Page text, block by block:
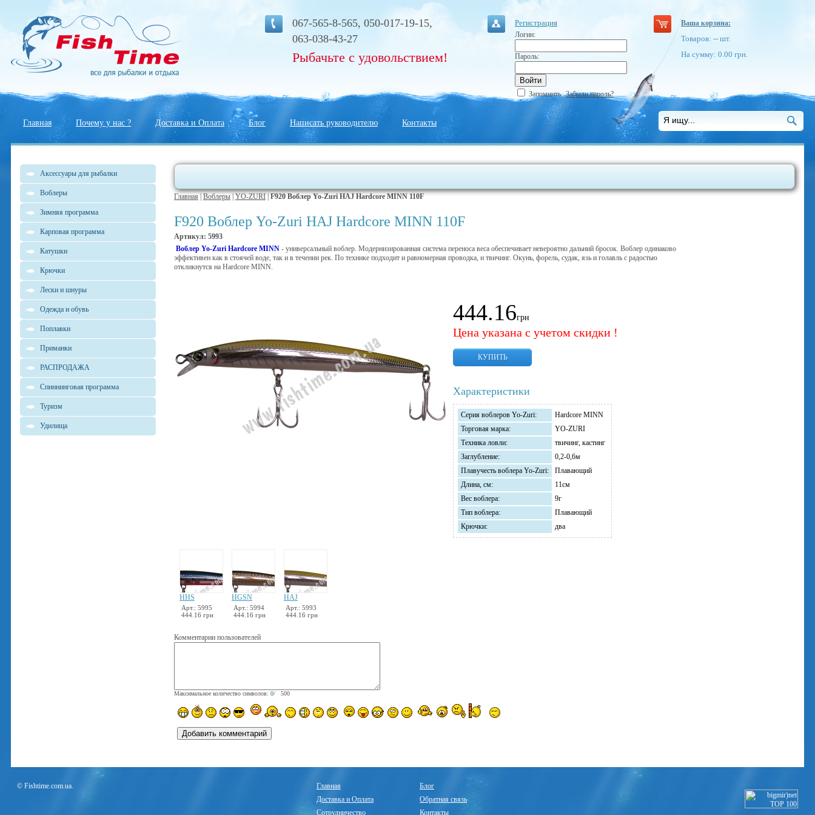
067-565-8-565, 050-017-19-15,
063-038-43-27
Рыбачьте с удовольствием!
Регистрация
Логин:
Пароль:
Запомнить Забыли пароль?
Ваша корзина:
Товаров: -- шт.
На сумму: 0.00 грн.
Главная Почему у нас ? Доставка и Оплата Блог Написать руководителю Контакты
Аксессуары для рыбалки
Воблеры
Зимняя программа
Карповая программа
Катушки
Крючки
Лески и шнуры
Одежда и обувь
Поплавки
Приманки
РАСПРОДАЖА
Спиннинговая программа
Туризм
Удилища
Главная Воблеры YO-ZURI F920 Воблер Yo-Zuri HAJ Hardcore MINN 110F
F920 Воблер Yo-Zuri HAJ Hardcore MINN 110F
Артикул: 5993
Воблер Yo-Zuri Hardcore MINN - универсальный воблер. Модернизированная система переноса веса обеспечивает невероятно дальний бросок. Воблер одинаково
эффективен как в стоячей воде, так и в течении рек. По технике подходит и равномерная проводка, и твичинг. Окунь, форель, судак, язь и голавль с радостью
откликнутся на Hardcore MINN.
444.16грн
Цена указана с учетом скидки !
КУПИТЬ
Характеристики
Серия воблеров Yo-Zuri:
Hardcore MINN
Торговая марка:
YO-ZURI
Техника ловли:
твичинг, кастинг
Заглубление:
0,2-0,6м
Плавучесть воблера Yo-Zuri:
Плавающий
Длина, см:
11см
Вес воблера:
9г
Тип воблера:
Плавающий
Крючки:
два
HHS
Арт.: 5995
444.16 грн
HGSN
Арт.: 5994
444.16 грн
HAJ
Арт.: 5993
444.16 грн
Комментарии пользователей
Максимальное количество символов: 0/ 500
© Fishtime.com.ua.
Главная
Доставка и Оплата
Сотрудничество
Блог
Обратная связь
Контакты